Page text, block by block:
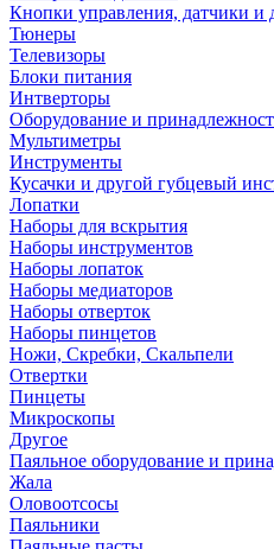
Кнопки управления, датчики и
Тюнеры
Телевизоры
Блоки питания
Интверторы
Оборудование и
Мультиметры
Инструменты
Кусачки и другой губцевый
Лопатки
Наборы для вскрытия
Наборы инструментов
Наборы лопаток
Наборы медиаторов
Наборы отверток
Наборы пинцетов
Ножи, Скребки, Скальпели
Отвертки
Пинцеты
Микроскопы
Другое
Паяльное оборудование и
Жала
Оловоотсосы
Паяльники